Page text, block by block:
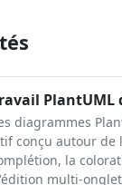
PlantUML
diagrammes
conçu autour de
la
multi-